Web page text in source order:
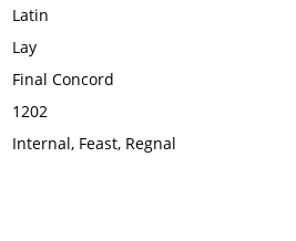
Latin
Lay
Final Concord
1202
Internal, Feast, Regnal